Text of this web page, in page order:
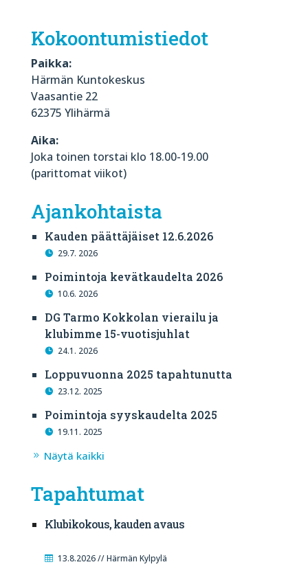
Kokoontumistiedot
Paikka:
Härmän Kuntokeskus
Vaasantie 22
62375 Ylihärmä
Aika:
Joka toinen torstai klo 18.00-19.00
(parittomat viikot)
Ajankohtaista
Kauden päättäjäiset 12.6.2026
29.7. 2026
Poimintoja kevätkaudelta 2026
10.6. 2026
DG Tarmo Kokkolan vierailu ja
klubimme 15-vuotisjuhlat
24.1. 2026
Loppuvuonna 2025 tapahtunutta
23.12. 2025
Poimintoja syyskaudelta 2025
19.11. 2025
Näytä kaikki
Tapahtumat
Klubikokous, kauden avaus
13.8.2026 // Härmän Kylpylä